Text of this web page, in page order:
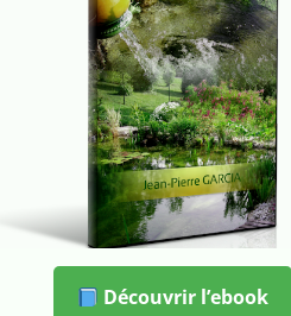
Découvrir l’ebook